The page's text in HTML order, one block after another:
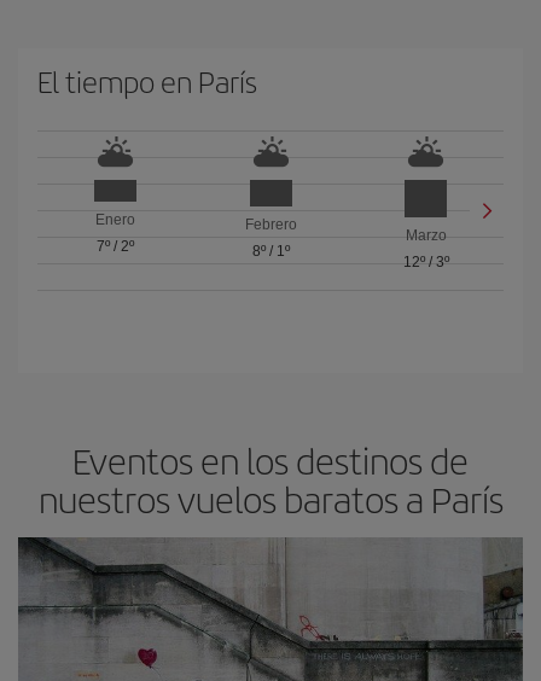
El tiempo en París
Enero
7º/ 2º
Febrero
8º/ 1º
Marzo
12º/ 3º
Eventos en los destinos de
nuestros vuelos baratos a París